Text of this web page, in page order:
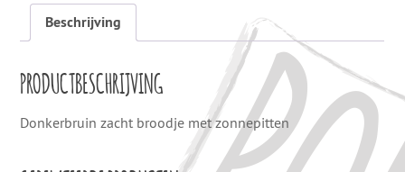
Beschrijving
PRODUCTBESCHRIJVING
Donkerbruin zacht broodje met zonnepitten